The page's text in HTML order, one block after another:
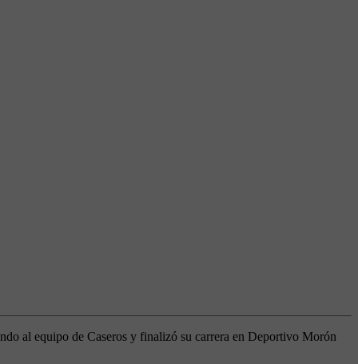
al equipo de Caseros y finalizó su carrera en Deportivo Morón